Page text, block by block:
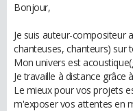
Bonjour,
Je suis auteur-compositeur
chanteuses, chanteurs) sur
Mon univers est
Je travaille à distance grâce
Le mieux pour vos projets
m'exposer vos attentes en